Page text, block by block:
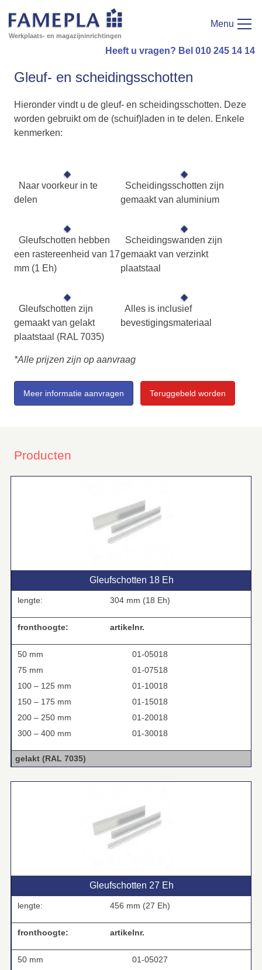
Werkplaats- en magazijninrichtingen
Menu
Heeft u vragen? Bel 010 245 14 14
Gleuf- en scheidingsschotten
Hieronder vindt u de gleuf- en scheidingsschotten. Deze
worden gebruikt om de (schuif)laden in te delen. Enkele
kenmerken:
Naar voorkeur in te
delen
Scheidingsschotten zijn
gemaakt van aluminium
Gleufschotten hebben
een rastereenheid van 17
mm (1 Eh)
Scheidingswanden zijn
gemaakt van verzinkt
plaatstaal
Gleufschotten zijn
gemaakt van gelakt
plaatstaal (RAL 7035)
Alles is inclusief
bevestigingsmateriaal
*Alle prijzen zijn op aanvraag
Meer informatie aanvragen Teruggebeld worden
Producten
Gleufschotten 18 Eh
lengte: 304 mm (18 Eh)
fronthoogte: artikelnr.
50 mm
01-05018
75 mm
01-07518
100 – 125 mm
01-10018
150 – 175 mm
01-15018
200 – 250 mm
01-20018
300 – 400 mm
01-30018
gelakt (RAL 7035)
Gleufschotten 27 Eh
lengte: 456 mm (27 Eh)
fronthoogte: artikelnr.
50 mm
01-05027